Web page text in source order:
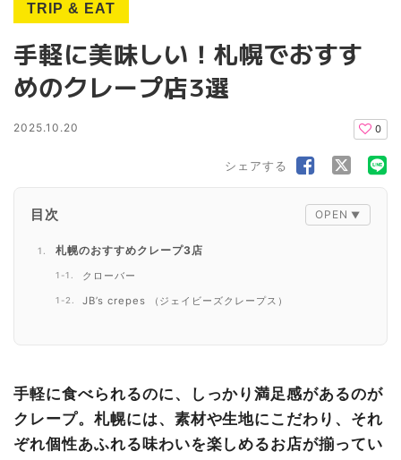
TRIP & EAT
手軽に美味しい！札幌でおすす
めのクレープ店3選
2025.10.20 0
シェアする
目次
札幌のおすすめクレープ3店
クローバー
JB’s crepes （ジェイビーズクレープス）
手軽に食べられるのに、しっかり満足感があるのが
クレープ。札幌には、素材や生地にこだわり、それ
ぞれ個性あふれる味わいを楽しめるお店が揃ってい